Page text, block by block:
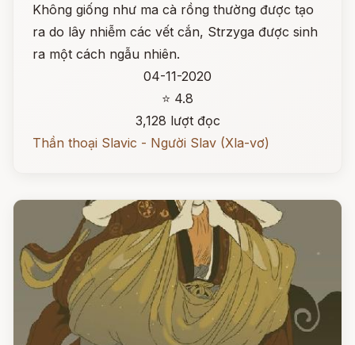
Không giống như ma cà rồng thường được tạo
ra do lây nhiễm các vết cắn, Strzyga được sinh
ra một cách ngẫu nhiên.
04-11-2020
⭐ 4.8
3,128 lượt đọc
Thần thoại Slavic - Người Slav (Xla-vơ)